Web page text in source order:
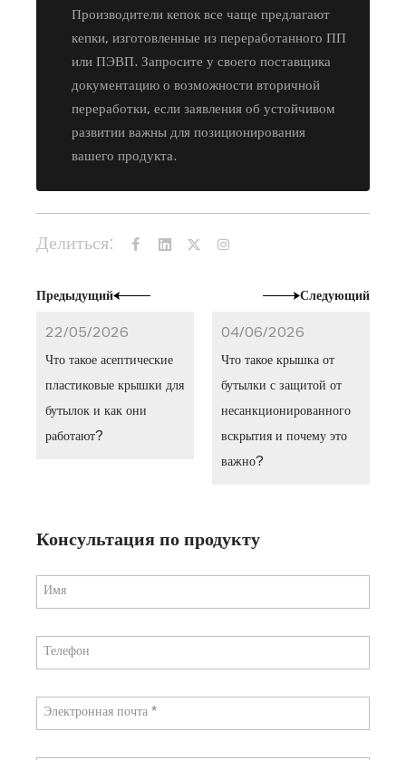
Производители кепок все чаще предлагают
кепки, изготовленные из переработанного ПП
или ПЭВП. Запросите у своего поставщика
документацию о возможности вторичной
переработки, если заявления об устойчивом
развитии важны для позиционирования
вашего продукта.
Делиться:
Предыдущий
22/05/2026
Что такое асептические
пластиковые крышки для
бутылок и как они
работают?
Следующий
04/06/2026
Что такое крышка от
бутылки с защитой от
несанкционированного
вскрытия и почему это
важно?
Консультация по продукту